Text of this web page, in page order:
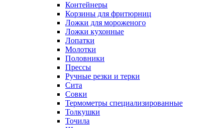
Контейнеры
Корзины для фритюрниц
Ложки для мороженого
Ложки кухонные
Лопатки
Молотки
Половники
Прессы
Ручные резки и терки
Сита
Совки
Термометры специализированные
Толкушки
Точила